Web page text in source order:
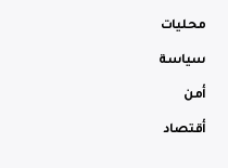
محليات
سياسة
أمن
أقتصاد